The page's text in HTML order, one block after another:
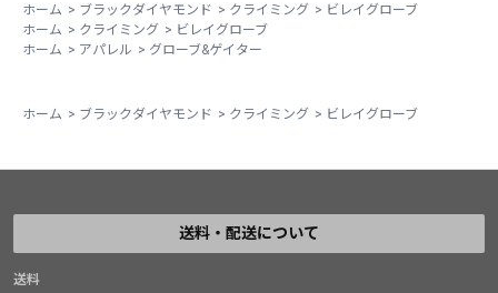
最近ではクライミングだけに留まらず一般登山、クライ
ミング、沢登り等々と多岐に亘りヘビロテで使ってい
る。
BDのグローブ類は全てに於いて良く考え尽くされており
ホーム > ブラックダイヤモンド > クライミング > ビレイグローブ
ホーム > クライミング > ビレイグローブ
ホーム > アパレル > グローブ&ゲイター
ホーム > ブラックダイヤモンド > クライミング > ビレイグローブ
送料・配送について
送料